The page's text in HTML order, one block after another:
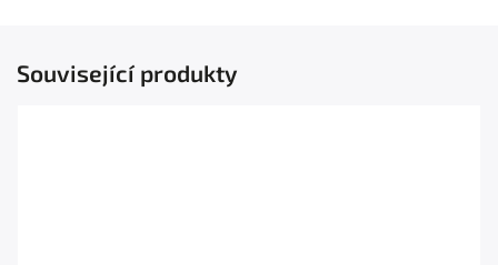
Související produkty